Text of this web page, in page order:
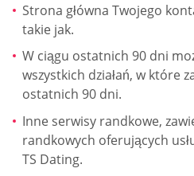
Strona główna Twojego
takie jak.
W ciągu ostatnich 90 dni
wszystkich działań, w które
ostatnich 90 dni.
Inne serwisy randkowe,
randkowych oferujących
TS Dating.